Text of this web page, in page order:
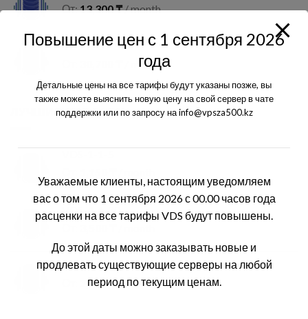
От:13,300₸/ month
VDS-8-64-500
/ month
ЛУЧШИЕ ПРОДАЖИ
VDS-2-2-25
2,250₸/ month
Повышение цен с 1 сентября 2026
года
Детальные цены на все тарифы будут указаны позже, вы
также можете выяснить новую цену на свой сервер в чате
поддержки или по запросу на info@vpsza500.kz
Уважаемые клиенты, настоящим уведомляем
вас о том что 1 сентября 2026 с 00.00 часов года
расценки на все тарифы VDS будут повышены.
До этой даты можно заказывать новые и
продлевать существующие серверы на любой
период по текущим ценам.